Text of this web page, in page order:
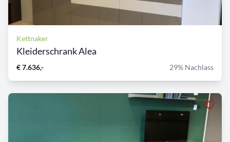
Kettnaker
Kleiderschrank Alea
€ 7.636,- 29% Nachlass